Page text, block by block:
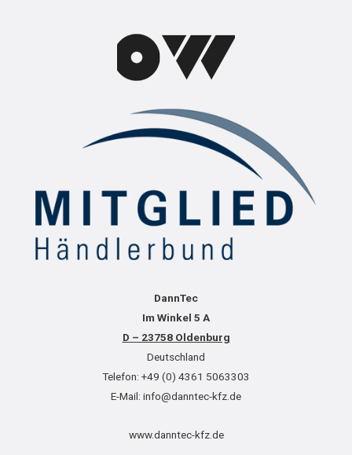
DannTec
Im Winkel 5 A
D – 23758 Oldenburg
Deutschland
Telefon: +49 (0) 4361 5063303
E-Mail: info@danntec-kfz.de
www.danntec-kfz.de